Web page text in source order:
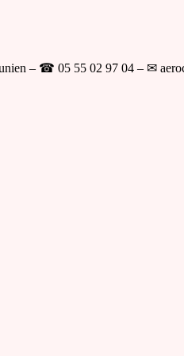
– ☎ 05 55 02 97 04 – ✉